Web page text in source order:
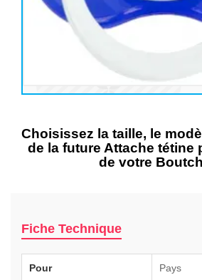
Choisissez la taille, le
de la future Attache tétine
de votre
Fiche Technique
Pour Pays